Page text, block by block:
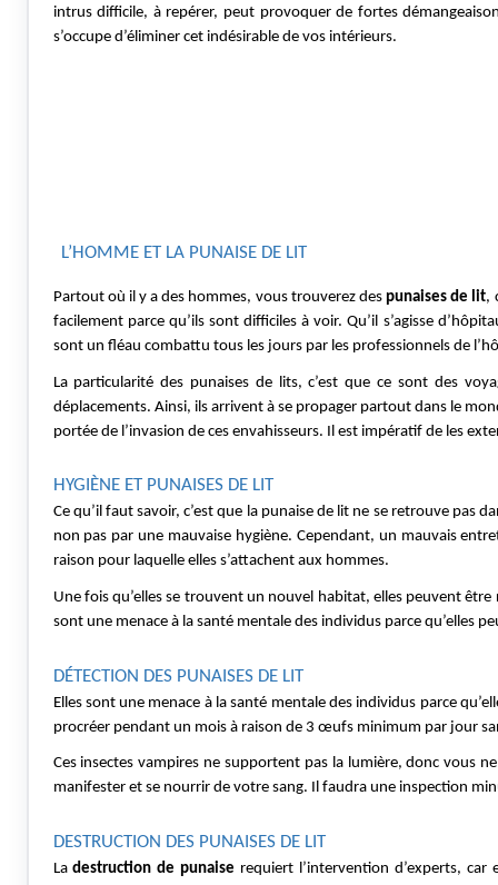
intrus difficile, à repérer, peut provoquer de fortes
s’occupe d’éliminer cet indésirable de vos intérieurs.
L’HOMME ET LA PUNAISE DE LIT
Partout où il y a des hommes, vous trouverez des punaises de lit,
facilement parce qu’ils sont difficiles à voir. Qu’il s’agisse
sont un fléau combattu tous les jours par les professionnels de
La particularité des punaises de lits, c’est que ce sont des
déplacements. Ainsi, ils arrivent à se propager partout dans le
portée de l’invasion de ces envahisseurs. Il est impératif de les
HYGIÈNE ET PUNAISES DE LIT
Ce qu’il faut savoir, c’est que la punaise de lit ne se retrouve pas
non pas par une mauvaise hygiène. Cependant, un mauvais
raison pour laquelle elles s’attachent aux hommes.
Une fois qu’elles se trouvent un nouvel habitat, elles peuvent
sont une menace à la santé mentale des individus parce qu’elles
DÉTECTION DES PUNAISES DE LIT
Elles sont une menace à la santé mentale des individus parce
procréer pendant un mois à raison de 3 œufs minimum par jour
Ces insectes vampires ne supportent pas la lumière, donc vous
manifester et se nourrir de votre sang. Il faudra une inspection
DESTRUCTION DES PUNAISES DE LIT
La destruction de punaise requiert l’intervention d’experts,